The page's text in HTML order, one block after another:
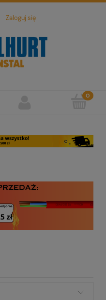
Zaloguj się